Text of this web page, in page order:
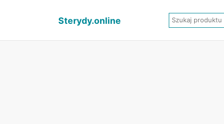
Sterydy.online